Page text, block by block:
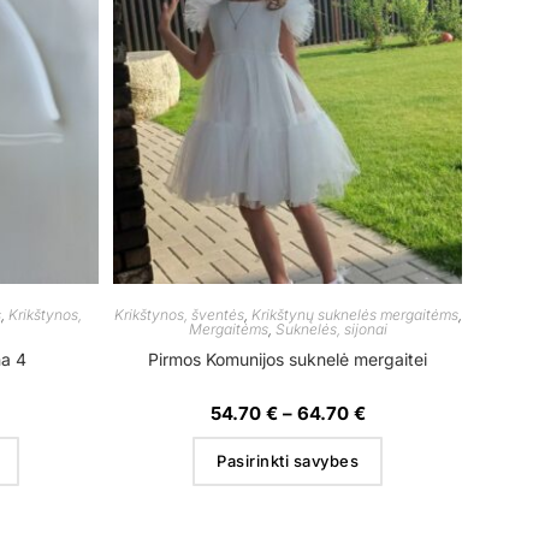
Krikštynos,
4
Krikštynos, šventės, Krikštynų suknelės mergaitėms,
Mergaitėms, Suknelės, sijonai
Pirmos Komunijos suknelė mergaitei
54.70 € – 64.70 €
Pasirinkti savybes